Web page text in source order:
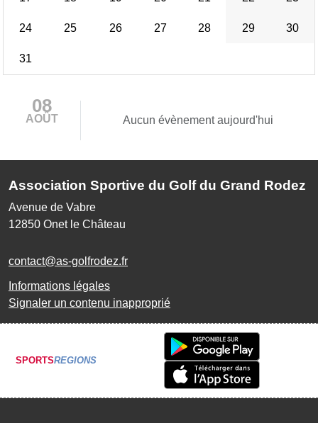
24 25 26 27 28 29 30
31
08
AOÛT Aucun évènement aujourd'hui
Association Sportive du Golf du Grand Rodez
Avenue de Vabre
12850 Onet le Château
contact@as-golfrodez.fr
Informations légales
Signaler un contenu inapproprié
SPORTSREGIONS